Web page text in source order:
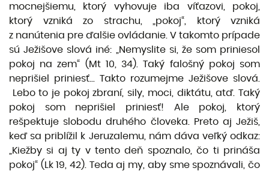
mocnejšiemu, ktorý vyhovuje iba víťazovi, pokoj,
ktorý vzniká zo strachu, „pokoj“, ktorý vzniká
z nanútenia pre ďalšie ovládanie. V takomto prípade
sú Ježišove slová iné: „Nemyslite si, že som priniesol
pokoj na zem“ (Mt 10, 34). Taký falošný pokoj som
neprišiel priniesť... Takto rozumejme Ježišove slová.
Lebo to je pokoj zbraní, sily, moci, diktátu, atď. Taký
pokoj som neprišiel priniesť! Ale pokoj, ktorý
rešpektuje slobodu druhého človeka. Preto aj Ježiš,
keď sa priblížil k Jeruzalemu, nám dáva veľký odkaz:
„Kiežby si aj ty v tento deň spoznalo, čo ti prináša
pokoj“ (Lk 19, 42). Teda aj my, aby sme spoznávali, čo